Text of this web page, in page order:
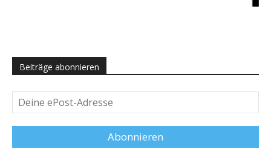
Beiträge abonnieren
Deine
ePost-
Adresse
Abonnieren